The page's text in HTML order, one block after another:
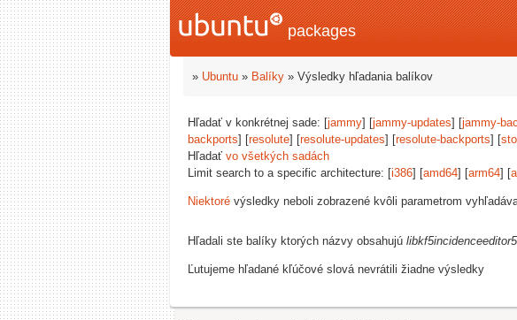
packages
» Ubuntu » Balíky » Výsledky hľadania balíkov
Hľadať v konkrétnej sade: [jammy] [jammy-updates] [jammy-
backports] [resolute] [resolute-updates] [resolute-backports] [
Hľadať vo všetkých sadách
Limit search to a specific architecture: [i386] [amd64] [arm64] [
Niektoré výsledky neboli zobrazené kvôli parametrom
Hľadali ste balíky ktorých názvy obsahujú
Ľutujeme hľadané kľúčové slová nevrátili žiadne výsledky